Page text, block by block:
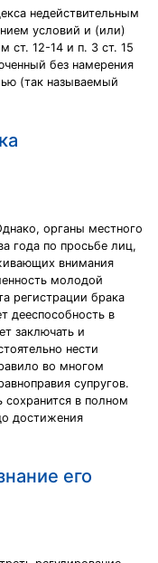
недействительным
условий и (или)
ст. 12-14 и п. 3 ст. 15
без намерения
(так называемый
органы местного
года по просьбе лиц,
внимания
молодой
регистрации брака
дееспособность в
заключать и
нести
во многом
супругов.
сохранится в полном
достижения
его